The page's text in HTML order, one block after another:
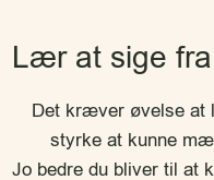
Lær at sige
Det kræver øvelse at
styrke at kunne
Jo bedre du bliver til at